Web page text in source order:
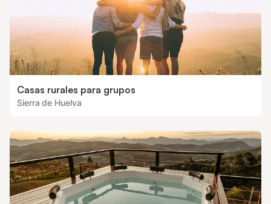
Casas rurales para grupos
Sierra de Huelva